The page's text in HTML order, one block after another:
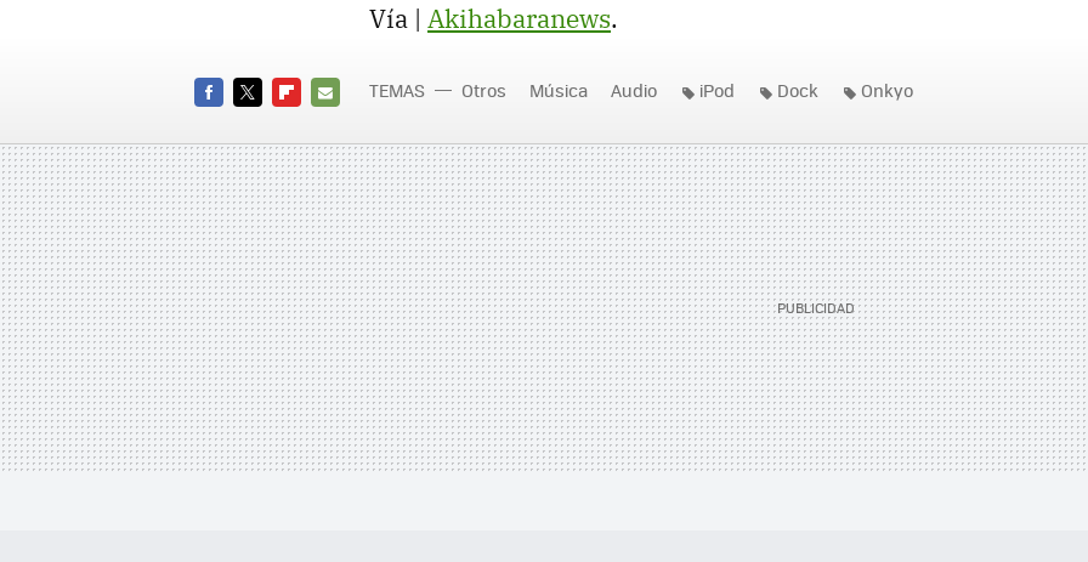
Vía | Akihabaranews.
MAIL
TEMAS Otros Música Audio iPod Dock Onkyo